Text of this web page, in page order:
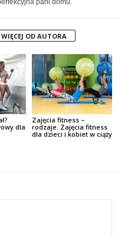
WIĘCEJ OD AUTORA
dla
Zajęcia fitness –
rodzaje. Zajęcia fitness
dla dzieci i kobiet w ciąży